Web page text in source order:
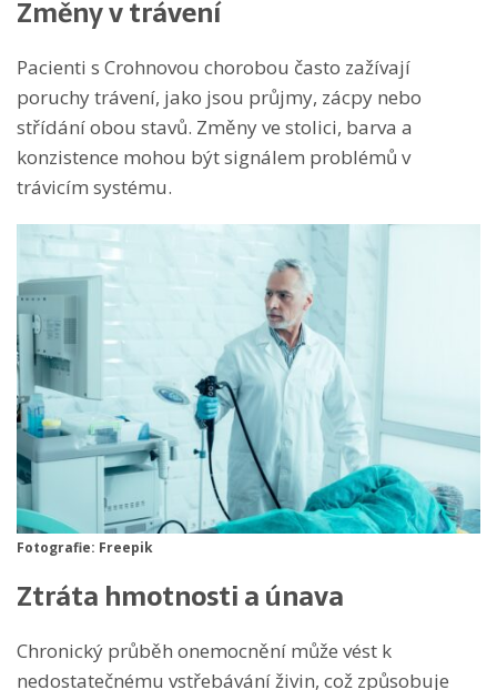
Změny v trávení
Pacienti s Crohnovou chorobou často zažívají
poruchy trávení, jako jsou průjmy, zácpy nebo
střídání obou stavů. Změny ve stolici, barva a
konzistence mohou být signálem problémů v
trávicím systému.
Fotografie: Freepik
Ztráta hmotnosti a únava
Chronický průběh onemocnění může vést k
nedostatečnému vstřebávání živin, což způsobuje